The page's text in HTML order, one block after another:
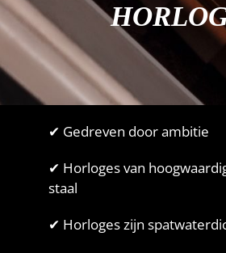
✔ Gedreven door ambitie
✔ Horloges van
staal
✔ Horloges zijn